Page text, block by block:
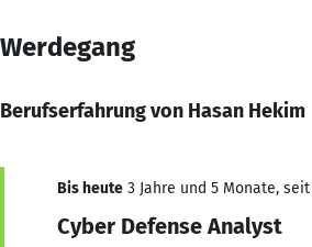
Werdegang
Berufserfahrung von Hasan Hekim
Bis heute 3 Jahre und 5 Monate, seit
Cyber Defense Analyst